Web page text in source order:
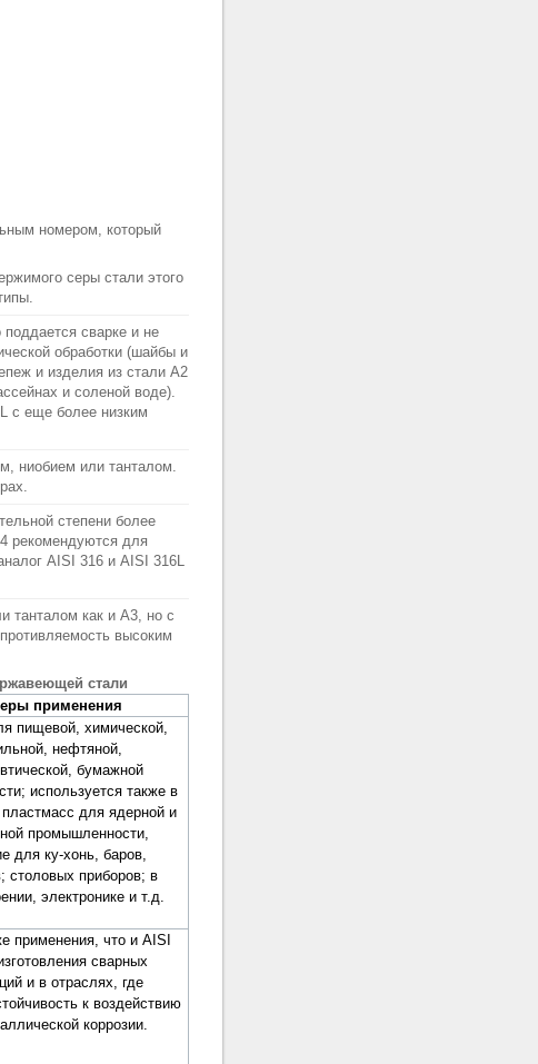
номером, который
серы стали этого
поддается сварке и не
обработки (шайбы и
и изделия из стали A2
и соленой воде).
с еще более низким
ниобием или танталом.
степени более
рекомендуются для
AISI 316 и AISI 316L
танталом как и A3, но с
высоким
стали
применения
пищевой, химической,
нефтяной,
бумажной
используется также в
пластмасс для ядерной и
промышленности,
для ку-хонь, баров,
столовых приборов; в
электронике и т.д.
применения, что и AISI
сварных
и в отраслях, где
к воздействию
коррозии.